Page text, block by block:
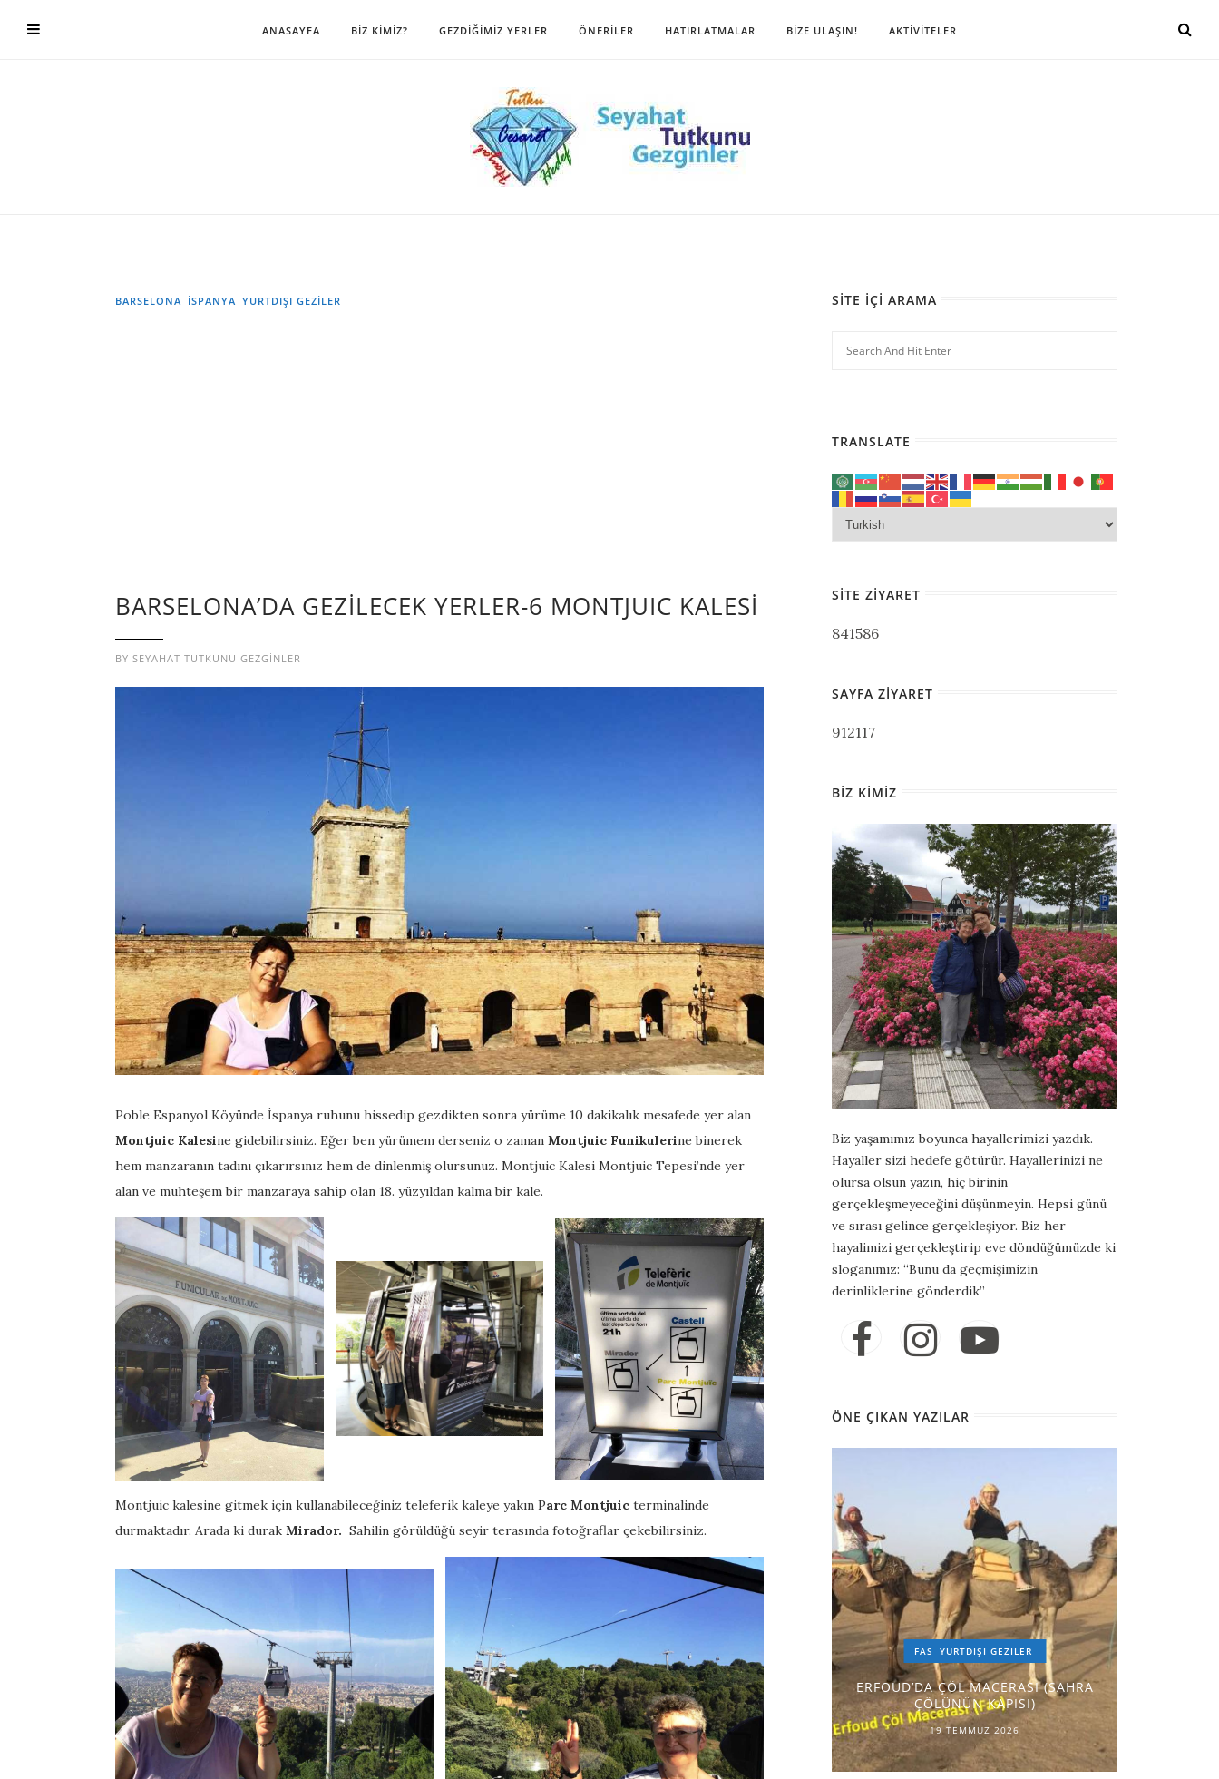
ANASAYFA BİZ KİMİZ? GEZDIĞIMIZ YERLER ÖNERILER HATIRLATMALAR BIZE ULAŞIN! AKTİVİTELER
BARSELONA İSPANYA YURTDIŞI GEZILER
BARSELONA’DA GEZİLECEK YERLER-6 MONTJUIC KALESİ
BY SEYAHAT TUTKUNU GEZGINLER
Poble Espanyol Köyünde İspanya ruhunu hissedip gezdikten sonra yürüme 10 dakikalık mesafede yer alan
Montjuic Kalesine gidebilirsiniz. Eğer ben yürümem derseniz o zaman Montjuic Funikulerine binerek
hem manzaranın tadını çıkarırsınız hem de dinlenmiş olursunuz. Montjuic Kalesi Montjuic Tepesi’nde yer
alan ve muhteşem bir manzaraya sahip olan 18. yüzyıldan kalma bir kale.
Montjuic kalesine gitmek için kullanabileceğiniz teleferik kaleye yakın Parc Montjuic terminalinde
durmaktadır. Arada ki durak Mirador. Sahilin görüldüğü seyir terasında fotoğraflar çekebilirsiniz.
SITE İÇI ARAMA
TRANSLATE
SITE ZIYARET
841586
SAYFA ZIYARET
912117
BIZ KIMIZ
Biz yaşamımız boyunca hayallerimizi yazdık.
Hayaller sizi hedefe götürür. Hayallerinizi ne
olursa olsun yazın, hiç birinin
gerçekleşmeyeceğini düşünmeyin. Hepsi günü
ve sırası gelince gerçekleşiyor. Biz her
hayalimizi gerçekleştirip eve döndüğümüzde ki
sloganımız: “Bunu da geçmişimizin
derinliklerine gönderdik”
ÖNE ÇIKAN YAZILAR
FAS YURTDIŞI GEZILER
ERFOUD’DA ÇÖL MACERASI (SAHRA
ÇÖLÜNÜN KAPISI)
19 TEMMUZ 2026